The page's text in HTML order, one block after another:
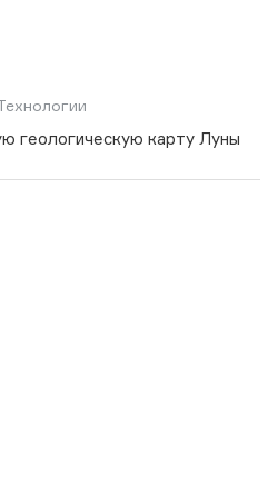
геологическую карту Луны